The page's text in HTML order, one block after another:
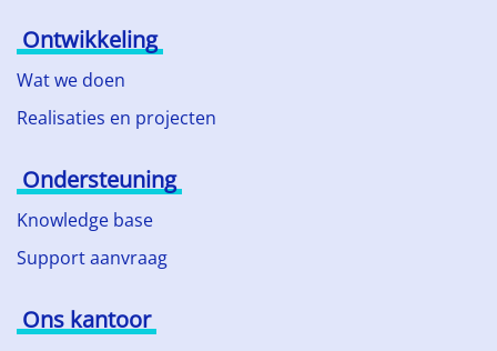
Ontwikkeling
Wat we doen
Realisaties en projecten
Ondersteuning
Knowledge base
Support aanvraag
Ons kantoor